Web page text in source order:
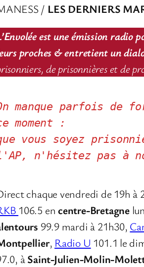
/ LES DERNIERS
est une émission
proches & entretient un
de prisonnières et de
manque parfois de
moment :
vous soyez
n'hésitez pas à
chaque vendredi de 19h à
106.5 encentre-Bretagne
99.9 mardi à 21h30,
, Radio U 101.1 le
àSaint-Julien-Molin-